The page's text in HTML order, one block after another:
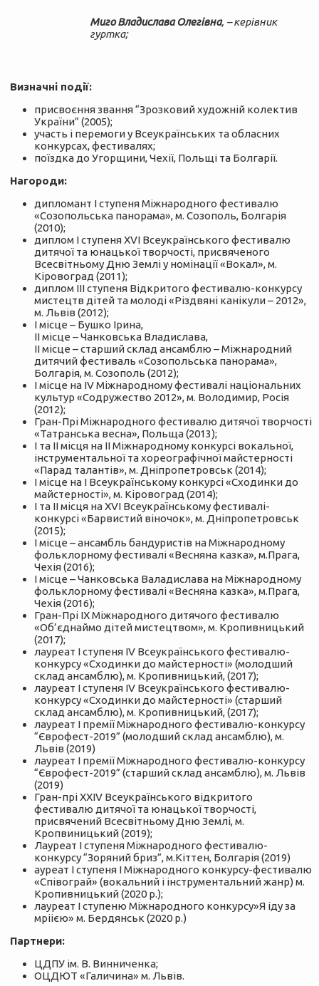
Миго Владислава Олегівна, – керівник
гуртка;
Визначні події:
присвоєння звання “Зрозковий художній колектив
України” (2005);
участь і перемоги у Всеукраїнських та обласних
конкурсах, фестивалях;
поїздка до Угорщини, Чехії, Польщі та Болгарії.
Нагороди:
дипломант І ступеня Міжнародного фестивалю
«Созопольська панорама», м. Созополь, Болгарія
(2010);
диплом І ступеня ХVІ Всеукраїнського фестивалю
дитячої та юнацької творчості, присвяченого
Всесвітньому Дню Землі у номінації «Вокал», м.
Кіровоград (2011);
диплом ІІІ ступеня Відкритого фестивалю-конкурсу
мистецтв дітей та молоді «Різдвяні канікули – 2012»,
м. Львів (2012);
І місце – Бушко Ірина,
ІІ місце – Чанковська Владислава,
ІІ місце – старший склад ансамблю­ – Міжнародний
дитячий фестиваль «Созопольська панорама»,
Болгарія, м. Созополь (2012);
І місце на ІV Міжнародному фестивалі національних
культур «Содружество 2012», м. Володимир, Росія
(2012);
Гран-Прі Міжнародного фестивалю дитячої творчості
«Татранська весна», Польща (2013);
І та ІІ місця на ІІ Міжнародному конкурсі вокальної,
інструментальної та хореографічної майстерності
«Парад талантів», м. Дніпропетровськ (2014);
І місце на І Всеукраїнському конкурсі «Сходинки до
майстерності», м. Кіровоград (2014);
І та ІІ місця на ХVI Всеукраїнському фестивалі-
конкурсі «Барвистий віночок», м. Дніпропетровськ
(2015);
І місце – ансамбль бандуристів на Міжнародному
фольклорному фестивалі «Весняна казка», м.Прага,
Чехія (2016);
І місце – Чанковська Валадислава на Міжнародному
фольклорному фестивалі «Весняна казка», м.Прага,
Чехія (2016);
Гран-Прі ІХ Міжнародного дитячого фестивалю
«Об’єднаймо дітей мистецтвом», м. Кропивницький
(2017);
лауреат І ступеня IV Всеукраїнського фестивалю-
конкурсу «Сходинки до майстерності» (молодший
склад ансамблю), м. Кропивницький, (2017);
лауреат І ступеня IV Всеукраїнського фестивалю-
конкурсу «Сходинки до майстерності» (старший
склад ансамблю), м. Кропивницький, (2017);
лауреат І премії Міжнародного фестивалю-конкурсу
“Єврофест-2019” (молодший склад ансамблю), м.
Львів (2019)
лауреат І премії Міжнародного фестивалю-конкурсу
“Єврофест-2019” (старший склад ансамблю), м. Львів
(2019)
Гран-прі ХХІV Всеукраїнського відкритого
фестивалю дитячої та юнацької творчості,
присвячений Всесвітньому Дню Землі, м.
Кропвиницький (2019);
Лауреат І ступеня Міжнародного фестивалю-
конкурсу “Зоряний бриз”, м.Кіттен, Болгарія (2019)
ауреат І ступеня І Міжнародного конкурсу-фестивалю
«Співограй» (вокальний і інструментальний жанр) м.
Кропивницький (2020 р.);
лауреат І ступеню Міжнародного конкурсу»Я іду за
мріією» м. Бердянськ (2020 р.)
Партнери:
ЦДПУ ім. В. Винниченка;
ОЦДЮТ «Галичина» м. Львів.